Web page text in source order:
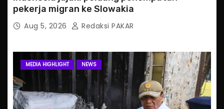
pekerja migran ke Slowakia
Aug 5, 2026 Redaksi PAKAR
MEDIA HIGHLIGHT NEWS